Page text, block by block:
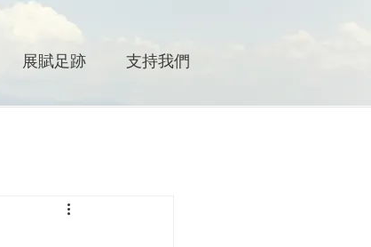
展賦足跡 支持我們